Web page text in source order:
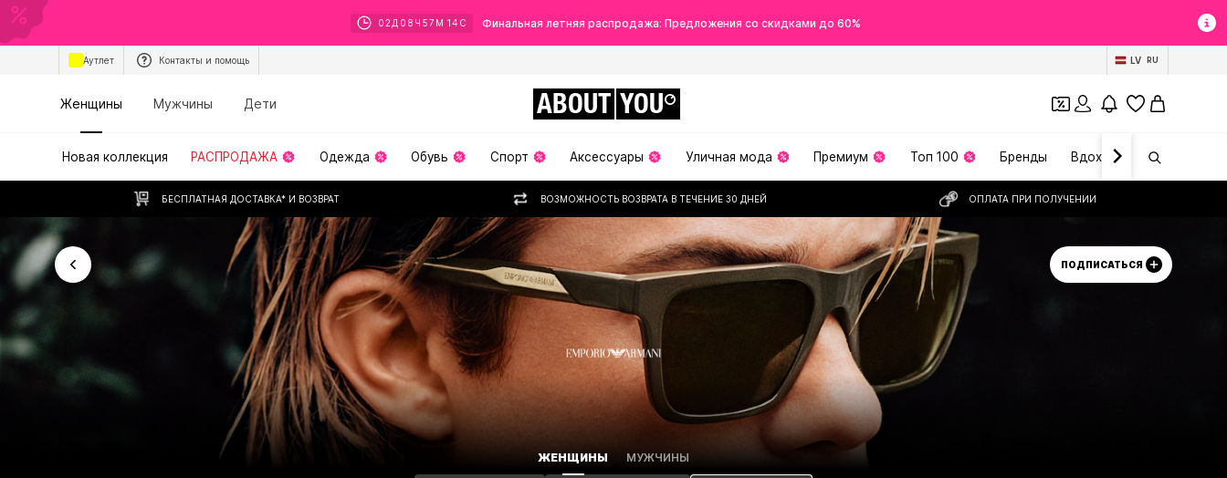
02 Д 08 Ч 57 М 12 С Финальная летняя распродажа: Предложения со скидками до 60%
Аутлет Контакты и помощь LV RU
Женщины Мужчины Дети ABOUT YOU
Новая коллекция РАСПРОДАЖА Одежда Обувь Спорт Аксессуары Уличная мода Премиум Топ 100 Бренды Вдохновение
БЕСПЛАТНАЯ ДОСТАВКА* И ВОЗВРАТ ВОЗМОЖНОСТЬ ВОЗВРАТА В ТЕЧЕНИЕ 30 ДНЕЙ ОПЛАТА ПРИ ПОЛУЧЕНИИ
ПОДПИСАТЬСЯ
ЖЕНЩИНЫ МУЖЧИНЫ